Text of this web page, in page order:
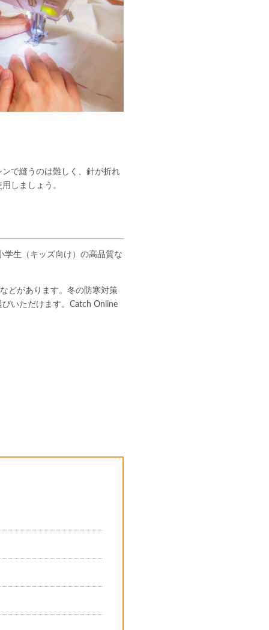
で縫うのは難しく、針が折れ
しましょう。
学生（キッズ向け）の高品質な
どがあります。冬の防寒対策
いただけます。Catch Online